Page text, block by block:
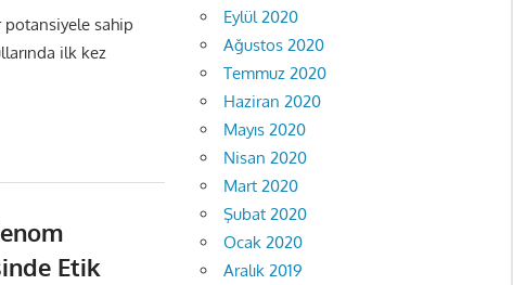
potansiyele sahip
ilk kez
Etik
Eylül 2020
Ağustos 2020
Temmuz 2020
Haziran 2020
Mayıs 2020
Nisan 2020
Mart 2020
Şubat 2020
Ocak 2020
Aralık 2019